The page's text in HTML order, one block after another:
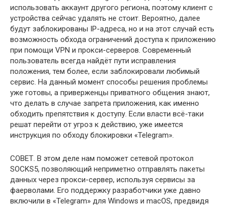
использовать аккаунт другого региона, поэтому клиент с
устройства сейчас удалять не стоит. Вероятно, далее
будут заблокированы IP-адреса, но и на этот случай есть
возможность обхода ограничений доступа к приложению
при помощи VPN и прокси-серверов. Современный
пользователь всегда найдёт пути исправления
положения, тем более, если заблокировали любимый
сервис. На данный момент способы решения проблемы
уже готовы, а приверженцы приватного общения знают,
что делать в случае запрета приложения, как именно
обходить препятствия к доступу. Если власти всё-таки
решат перейти от угроз к действию, уже имеется
инструкция по обходу блокировки «Telegram».
СОВЕТ. В этом деле нам поможет сетевой протокол
SOCKS5, позволяющий неприметно отправлять пакеты
данных через прокси-сервер, используя сервисы за
фаерволами. Его поддержку разработчики уже давно
включили в «Telegram» для Windows и macOS, предвидя